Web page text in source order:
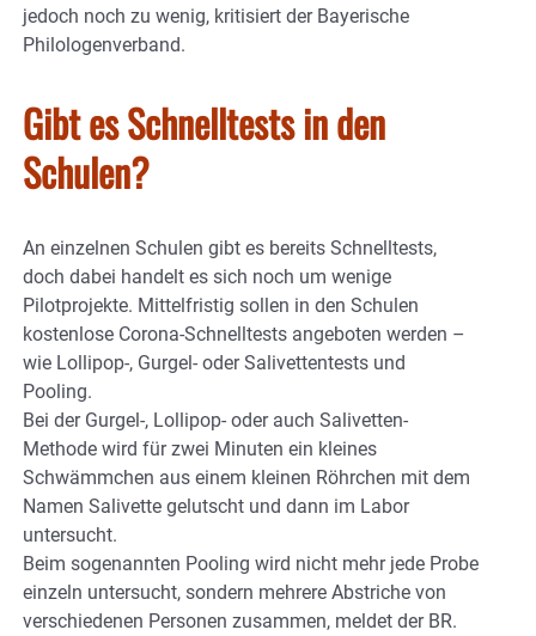
jedoch noch zu wenig, kritisiert der Bayerische
Philologenverband.
Gibt es Schnelltests in den
Schulen?
An einzelnen Schulen gibt es bereits Schnelltests,
doch dabei handelt es sich noch um wenige
Pilotprojekte. Mittelfristig sollen in den Schulen
kostenlose Corona-Schnelltests angeboten werden –
wie Lollipop-, Gurgel- oder Salivettentests und
Pooling.
Bei der Gurgel-, Lollipop- oder auch Salivetten-
Methode wird für zwei Minuten ein kleines
Schwämmchen aus einem kleinen Röhrchen mit dem
Namen Salivette gelutscht und dann im Labor
untersucht.
Beim sogenannten Pooling wird nicht mehr jede Probe
einzeln untersucht, sondern mehrere Abstriche von
verschiedenen Personen zusammen, meldet der BR.